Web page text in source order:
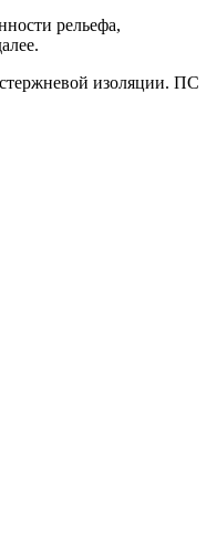
рельефа,
изоляции. ПС